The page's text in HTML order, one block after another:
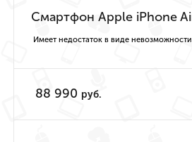
Имеет недостаток в виде
88 990 руб.